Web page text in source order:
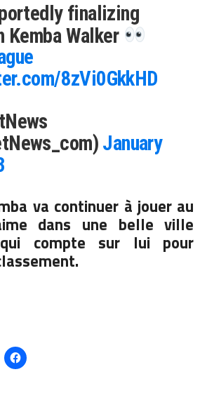
finalizing
Kemba Walker
8zVi0GkkHD
January
va continuer à jouer au
dans une belle ville
qui compte sur lui pour